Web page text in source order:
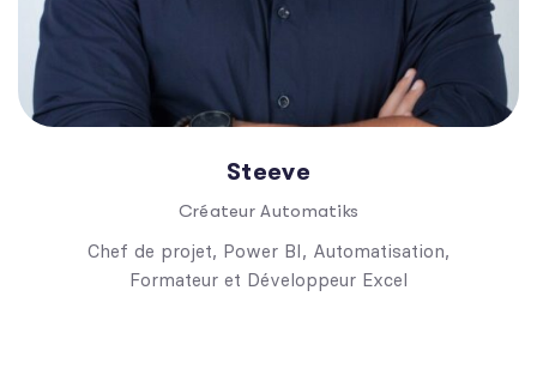
Steeve
Créateur Automatiks
Chef de projet, Power BI, Automatisation,
Formateur et Développeur Excel